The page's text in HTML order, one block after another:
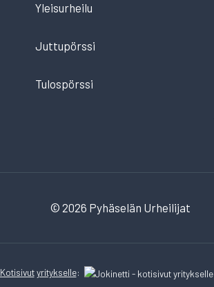
Yleisurheilu
Juttupörssi
Tulospörssi
© 2026 Pyhäselän Urheilijat
Kotisivut yritykselle: